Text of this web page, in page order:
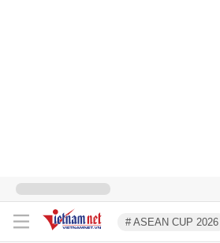
# ASEAN CUP 2026